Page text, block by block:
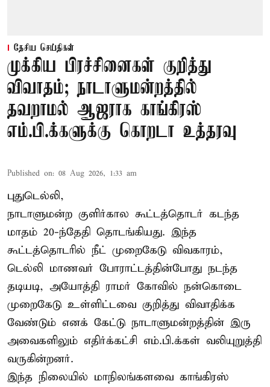
தேசிய செய்திகள்
முக்கிய பிரச்சினைகள் குறித்து
விவாதம்; நாடாளுமன்றத்தில்
தவறாமல் ஆஜராக காங்கிரஸ்
எம்.பி.க்களுக்கு கொறடா உத்தரவு
Published on: 08 Aug 2026, 1:33 am
புதுடெல்லி,
நாடாளுமன்ற குளிர்கால கூட்டத்தொடர் கடந்த
மாதம் 20-ந்தேதி தொடங்கியது. இந்த
கூட்டத்தொடரில் நீட் முறைகேடு விவகாரம்,
டெல்லி மாணவர் போராட்டத்தின்போது நடந்த
தடியடி, அயோத்தி ராமர் கோவில் நன்கொடை
முறைகேடு உள்ளிட்டவை குறித்து விவாதிக்க
வேண்டும் எனக் கேட்டு நாடாளுமன்றத்தின் இரு
அவைகளிலும் எதிர்க்கட்சி எம்.பி.க்கள் வலியுறுத்தி
வருகின்றனர்.
இந்த நிலையில் மாநிலங்களவை காங்கிரஸ்